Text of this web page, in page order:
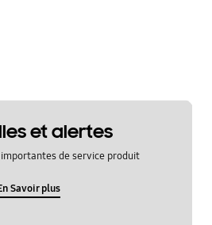
et alertes
importantes de service produit
Savoir plus